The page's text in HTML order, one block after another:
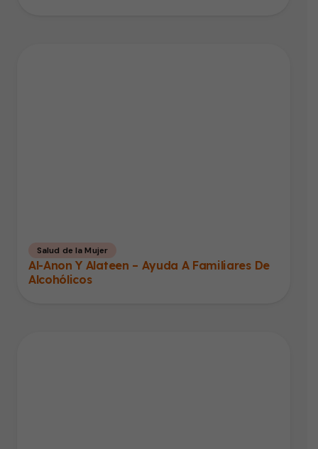
Salud de la Mujer
Al-Anon Y Alateen – Ayuda A Familiares De
Alcohólicos